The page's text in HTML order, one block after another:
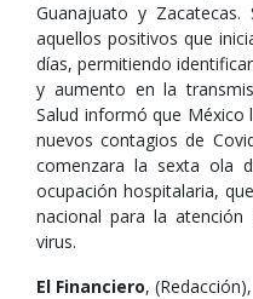
Guanajuato y
aquellos positivos que
días, permitiendo
y aumento en la
Salud informó que México
nuevos contagios de
comenzara la sexta ola
ocupación hospitalaria,
nacional para la
virus.
El Financiero, (Redacción),